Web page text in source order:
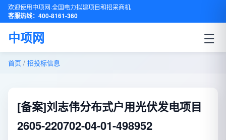
欢迎使用中项网·全国电力拟建项目和招采商机
客服热线：400-8161-360
中项网 ☰
首页 / 招投标信息
[备案]刘志伟分布式户用光伏发电项目
2605-220702-04-01-498952